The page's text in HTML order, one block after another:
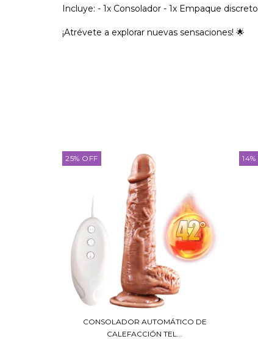
Incluye: - 1x Consolador - 1x Empaque discreto
¡Atrévete a explorar nuevas sensaciones! 🌟
25% OFF
CONSOLADOR AUTOMÁTICO DE
CALEFACCIÓN TEL...
14%